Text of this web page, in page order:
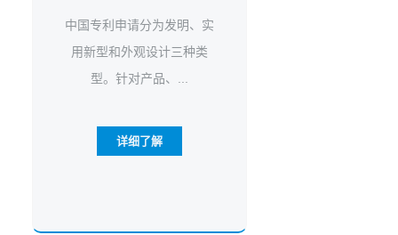
中国专利申请分为发明、实
用新型和外观设计三种类
型。针对产品、...
详细了解